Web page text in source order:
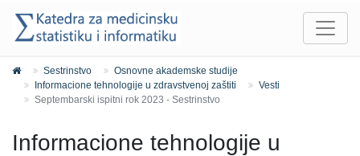
Sestrinstvo
Osnovne akademske studije
Informacione tehnologije u zdravstvenoj zaštiti
Vesti
Septembarski ispitni rok 2023 - Sestrinstvo
Informacione tehnologije u